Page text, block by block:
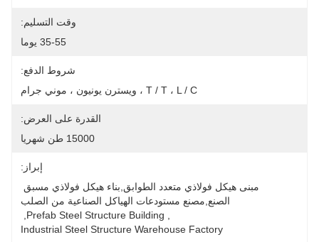
وقت التسليم:
35-55 يوما
شروط الدفع:
T / T ، L / C ، ويسترن يونيون ، موني جرام
القدرة على العرض:
15000 طن شهريا
إبراز:
الصنع,مصنع مستودعات الهياكل الصناعية من الصلب
Prefab Steel Structure Building
Industrial Steel Structure Warehouse Factory